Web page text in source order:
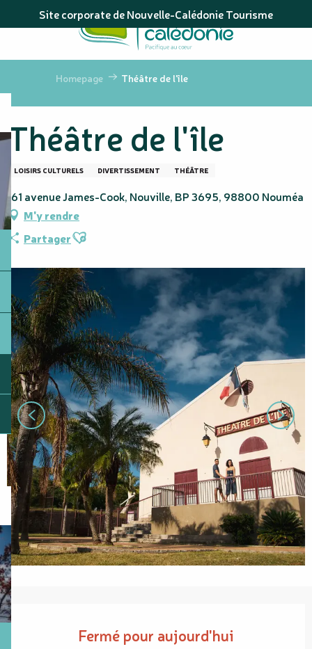
au
principal
Site corporate de Nouvelle-Calédonie Tourisme
Homepage Théâtre de l'île
Théâtre de l'île
LOISIRS CULTURELS DIVERTISSEMENT THÉÂTRE
161 avenue James-Cook, Nouville, BP 3695, 98800 Nouméa
M'y rendre
PartagerAjouter aux favoris
Ouverture et coordonnées
Fermé pour aujourd'hui